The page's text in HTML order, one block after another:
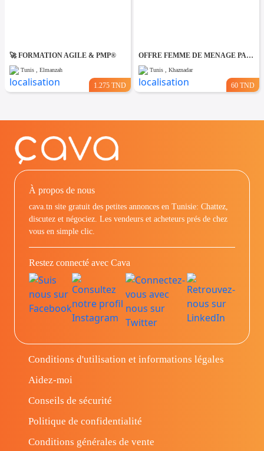
🚀 FORMATION AGILE & PMP®
Tunis , Elmanzah
1.275 TND
OFFRE FEMME DE MENAGE PAR JOUR A khaznadar
Tunis , Khaznadar
60 TND
À propos de nous
cava.tn site gratuit des petites annonces en Tunisie: Chattez,
discutez et négociez. Les vendeurs et acheteurs prés de chez
vous en simple clic.
Restez connecté avec Cava
Conditions d'utilisation et informations légales
Aidez-moi
Conseils de sécurité
Politique de confidentialité
Conditions générales de vente